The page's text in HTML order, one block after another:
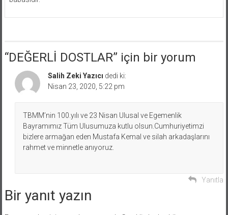
“DEĞERLİ DOSTLAR” için bir yorum
Salih Zeki Yazıcı dedi ki:
Nisan 23, 2020, 5:22 pm
TBMM’nin 100.yılı ve 23 Nisan Ulusal ve Egemenlik
Bayramımız Tüm Ulusumuza kutlu olsun.Cumhuriyetimzi
bizlere armağan eden Mustafa Kemal ve silah arkadaşlarını
rahmet ve minnetle anıyoruz.
Yanıtla
Bir yanıt yazın